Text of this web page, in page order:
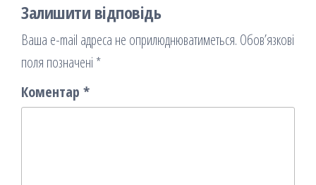
Залишити відповідь
Ваша e-mail адреса не оприлюднюватиметься. Обов’язкові
поля позначені *
Коментар *